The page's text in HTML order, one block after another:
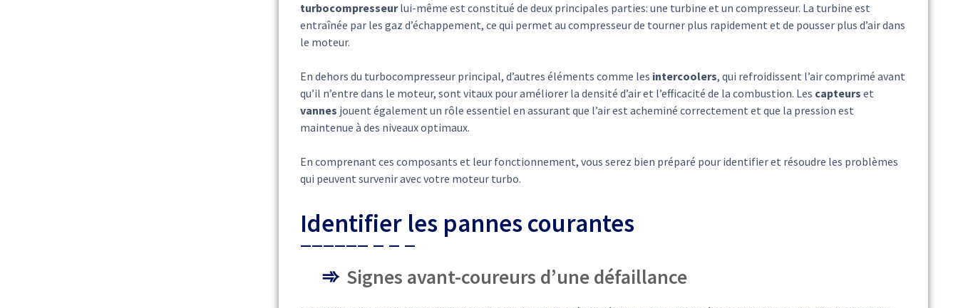
turbocompresseurlui-même est constitué de deux principales parties: une turbine et un compresseur. La turbine est
entraînée par les gaz d’échappement, ce qui permet au compresseur de tourner plus rapidement et de pousser plus d’air dans
le moteur.
En dehors du turbocompresseur principal, d’autres éléments comme les intercoolers, qui refroidissent l’air comprimé avant
qu’il n’entre dans le moteur, sont vitaux pour améliorer la densité d’air et l’efficacité de la combustion. Les capteurs et
vannes jouent également un rôle essentiel en assurant que l’air est acheminé correctement et que la pression est
maintenue à des niveaux optimaux.
En comprenant ces composants et leur fonctionnement, vous serez bien préparé pour identifier et résoudre les problèmes
qui peuvent survenir avec votre moteur turbo.
Identifier les pannes courantes
Signes avant-coureurs d’une défaillance